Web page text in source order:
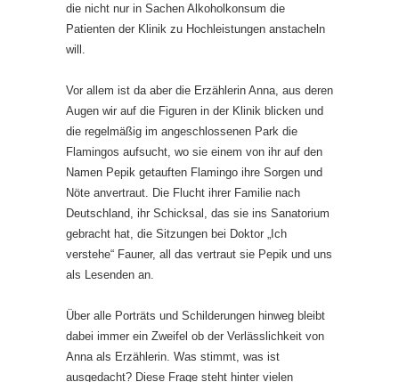
die nicht nur in Sachen Alkoholkonsum die
Patienten der Klinik zu Hochleistungen anstacheln
will.
Vor allem ist da aber die Erzählerin Anna, aus deren
Augen wir auf die Figuren in der Klinik blicken und
die regelmäßig im angeschlossenen Park die
Flamingos aufsucht, wo sie einem von ihr auf den
Namen Pepik getauften Flamingo ihre Sorgen und
Nöte anvertraut. Die Flucht ihrer Familie nach
Deutschland, ihr Schicksal, das sie ins Sanatorium
gebracht hat, die Sitzungen bei Doktor „Ich
verstehe“ Fauner, all das vertraut sie Pepik und uns
als Lesenden an.
Über alle Porträts und Schilderungen hinweg bleibt
dabei immer ein Zweifel ob der Verlässlichkeit von
Anna als Erzählerin. Was stimmt, was ist
ausgedacht? Diese Frage steht hinter vielen